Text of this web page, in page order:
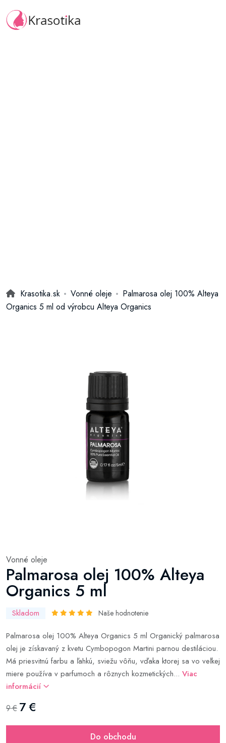
Krasotika.sk Vonné oleje
Palmarosa olej 100% Alteya
Organics 5 ml od výrobcu Alteya Organics
Vonné oleje
Palmarosa olej 100% Alteya
Organics 5 ml
Skladom Naše hodnotenie
Palmarosa olej 100% Alteya Organics 5 ml Organický palmarosa
olej je získavaný z kvetu Cymbopogon Martini parnou destiláciou.
Má priesvitnú farbu a ľahkú, sviežu vôňu, vďaka ktorej sa vo veľkej
miere používa v parfumoch a rôznych kozmetických... Viac
informácií
9 € 7 €
Do obchodu